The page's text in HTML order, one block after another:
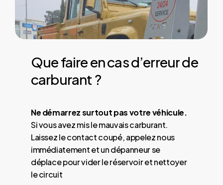
Quefaireencasd’erreurde
carburant ?
Ne démarrez surtout pas votre véhicule.
Si vous avez mis le mauvais carburant.
Laissez le contact coupé, appelez nous
immédiatement et un dépanneur se
déplace pour vider le réservoir et nettoyer
le circuit